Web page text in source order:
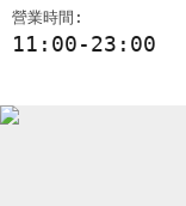
營業時間:
11:00-23:00